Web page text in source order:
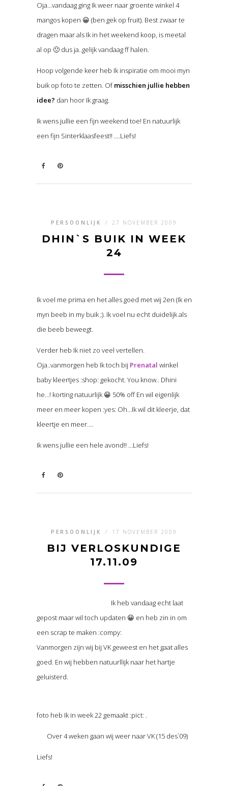
Oja…vandaag ging Ik weer naar groente winkel 4
mangos kopen 😀 (ben gek op fruit). Best zwaar te
dragen maar als Ik in het weekend koop, is meetal
al op 🙁 dus ja..gelijk vandaag ff halen.
Hoop volgende keer heb Ik inspiratie om mooi myn
buik op foto te zetten. Ofmisschien jullie hebben
idee? dan hoor Ik graag.
Ik wens jullie een fijn weekend toe! En natuurlijk
een fijn Sinterklaasfeest!! ….Liefs!
PERSOONLIJK / 27 NOVEMBER 2009
DHIN`S BUIK IN WEEK
24
Ik voel me prima en het alles goed met wij 2en (Ik en
myn beeb in my buik ;). Ik voel nu echt duidelijk als
die beeb beweegt.
Verder heb Ik niet zo veel vertellen.
Oja..vanmorgen heb Ik toch bij Prenatal winkel
baby kleertjes :shop: gekocht. You know.. Dhini
he…! korting natuurlijk 😀 50% off En wil eigenlijk
meer en meer kopen :yes: Oh…Ik wil dit kleerje, dat
kleertje en meer….
Ik wens jullie een hele avond!! …Liefs!
PERSOONLIJK / 17 NOVEMBER 2009
BIJ VERLOSKUNDIGE
17.11.09
Ik heb vandaag echt laat
gepost maar wil toch updaten 😀 en heb zin in om
een scrap te maken :compy:
Vanmorgen zijn wij bij VK geweest en het gaat alles
goed. En wij hebben natuurllijk naar het hartje
geluisterd.
foto heb Ik in week 22 gemaakt :pict: .
Over 4 weken gaan wij weer naar VK (15 des`09)
Liefs!